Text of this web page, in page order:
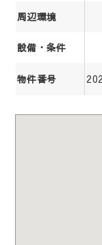
周辺環境
設備・条件
物件番号